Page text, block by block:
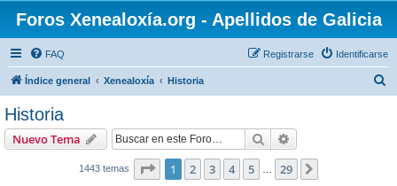
Foros Xenealoxía.org - Apellidos de Galicia
FAQ Identificarse
Registrarse
Índice general Xenealoxía Historia
Historia
Nuevo Tema Buscar
1443 temas Página de 29
1 2 3 4 5 29